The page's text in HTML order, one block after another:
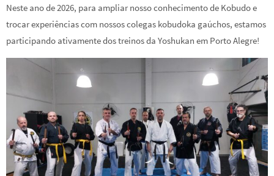
Neste ano de 2026, para ampliar nosso conhecimento de Kobudo e
trocar experiências com nossos colegas kobudoka gaúchos, estamos
participando ativamente dos treinos da Yoshukan em Porto Alegre!